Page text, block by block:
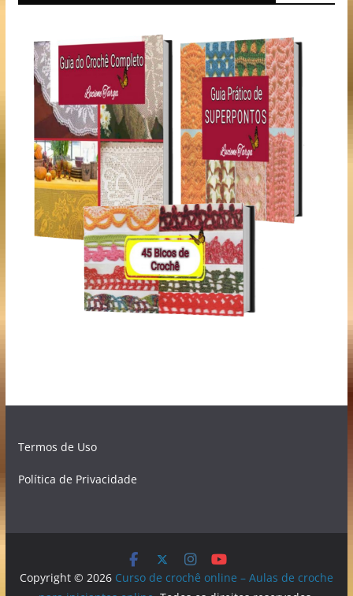
Termos de Uso
Política de Privacidade
Copyright © 2026 Curso de crochê online – Aulas de croche